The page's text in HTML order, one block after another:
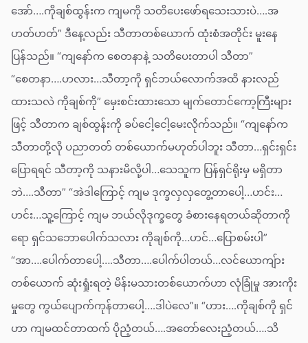
အော်….ကိုချစ်ထွန်းက ကျမကို သတိပေးဖော်ရသေးသားပဲ….အ
ဟတ်ဟတ်” ဒီနေ့လည်း သီတာတစ်ယောက် ထုံးစံအတိုင်း မူးနေ
ပြန်သည်။ “ကျနော်က စေတနာနဲ့ သတိပေးတာပါ သီတာ”
“စေတနာ….ဟလား…သီတာ့ကို ရှင်ဘယ်လောက်အထိ နားလည်
ထားသလဲ ကိုချစ်ကို” မှေးစင်းထားသော မျက်တောင်ကော့ကြီးများ
ဖြင့် သီတာက ချစ်ထွန်းကို ခပ်ငေါ့ငေါ့မေးလိုက်သည်။ “ကျနော်က
သီတာတို့လို ပညာတတ် တစ်ယောက်မဟုတ်ပါဘူး သီတာ…ရှင်းရှင်း
ပြောရရင် သီတာ့ကို သနားမိလို့ပါ…သေသူက ပြန်ရှင်ရိုးမှ မရှိတာ
ဘဲ….သီတာ” “အဲဒါကြောင့် ကျမ ဒုက္ခလှလှတွေ့တာပေါ့…ဟင်း…
ဟင်း…သူ့ကြောင့် ကျမ ဘယ်လိုဒုက္ခတွေ ခံစားနေရတယ်ဆိုတာကို
ရော ရှင်သဘောပေါက်သလား ကိုချစ်ကို…ဟင်…ပြောစမ်းပါ”
“အာ….ပေါက်တာပေါ့….သီတာ….ပေါက်ပါတယ်…လင်ယောကျ်ား
တစ်ယောက် ဆုံးရှုံးရတဲ့ မိန်းမသားတစ်ယောက်ဟာ လုံခြုံမှု အားကိုး
မှုတွေ ကွယ်ပျောက်ကုန်တာပေါ့….ဒါပဲလေ”။ “ဟား….ကိုချစ်ကို ရှင်
ဟာ ကျမထင်တာထက် ပိုညံ့တယ်….အတော်လေးညံ့တယ်….သိ